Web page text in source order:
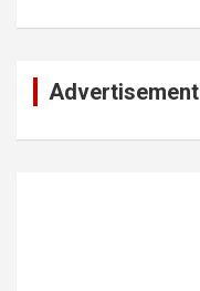
Advertisement